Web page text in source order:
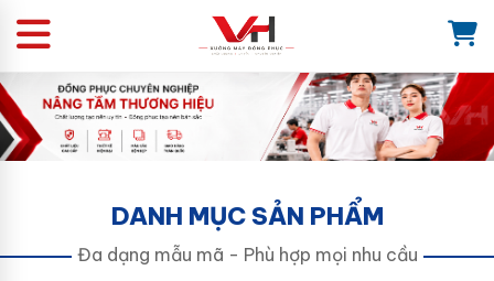
DANH MỤC SẢN PHẨM
Đa dạng mẫu mã - Phù hợp mọi nhu cầu